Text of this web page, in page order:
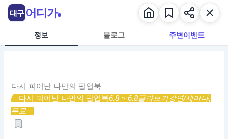
정보 블로그 주변이벤트
다시 피어난 나만의 팝업북
다시 피어난 나만의 팝업북6.8 ~ 6.8골라보기강연/세미나,
무료
대구 어디가